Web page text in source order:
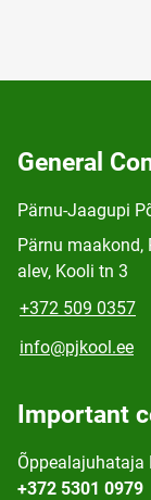
General
Pärnu-Jaagupi
Pärnu maakond,
alev, Kooli tn 3
+372 509 0357
info@pjkool.ee
Important
Õppealajuhataja
+372 5301 0979